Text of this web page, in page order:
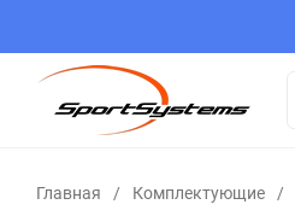
Главная / Комплектующие /